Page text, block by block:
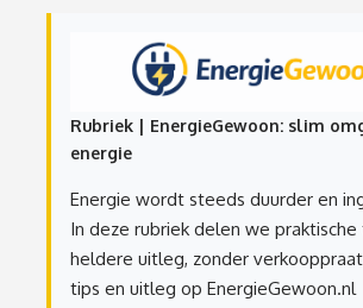
Rubriek | EnergieGewoon: slim
energie
Energie wordt steeds duurder en
In deze rubriek delen we praktische
heldere uitleg, zonder
tips en uitleg op EnergieGewoon.nl